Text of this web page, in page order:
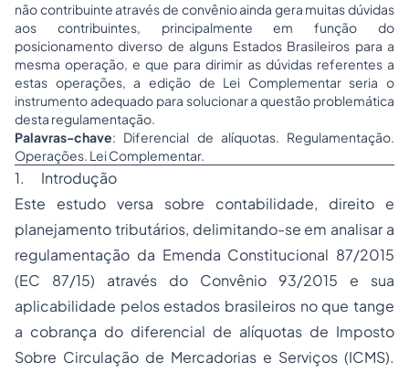
não contribuinte através de convênio ainda gera muitas dúvidas
aos contribuintes, principalmente em função do
posicionamento diverso de alguns Estados Brasileiros para a
mesma operação, e que para dirimir as dúvidas referentes a
estas operações, a edição de Lei Complementar seria o
instrumento adequado para solucionar a questão problemática
desta regulamentação.
Palavras-chave: Diferencial de alíquotas. Regulamentação.
Operações. Lei Complementar.
1. Introdução
Este estudo versa sobre contabilidade, direito e
planejamento tributários, delimitando-se em analisar a
regulamentação da Emenda Constitucional 87/2015
(EC 87/15) através do Convênio 93/2015 e sua
aplicabilidade pelos estados brasileiros no que tange
a cobrança do diferencial de alíquotas de Imposto
Sobre Circulação de Mercadorias e Serviços (ICMS).